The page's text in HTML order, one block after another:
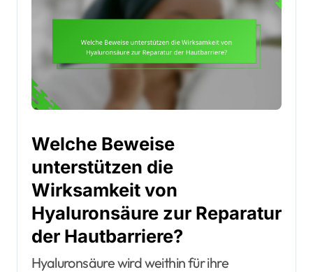
Welche Beweise
unterstützen die
Wirksamkeit von
Hyaluronsäure zur Reparatur
der Hautbarriere?
Hyaluronsäure wird weithin für ihre